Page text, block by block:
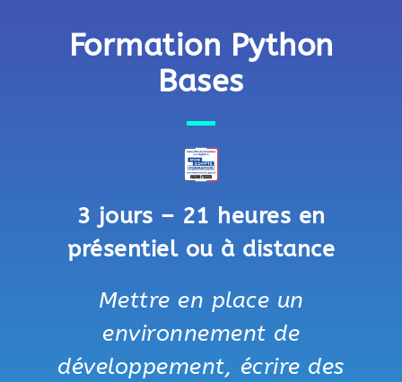
Formation Python
Bases
3 jours – 21 heures en
présentiel ou à distance
Mettre en place un
environnement de
développement, écrire des